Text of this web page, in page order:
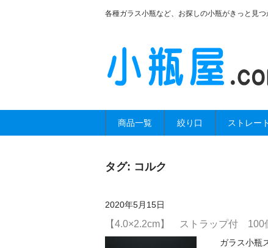
各種ガラス小瓶など、お探しの小瓶がきっと見つ
商品一覧 絞り口 ストレート
タグ: コルク
2020年5月15日
【4.0×2.2cm】 ストラップ付 100
ガラス小瓶